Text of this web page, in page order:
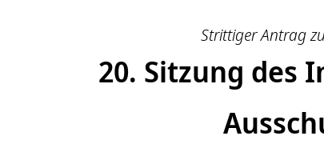
Strittiger Antrag
20. Sitzung des